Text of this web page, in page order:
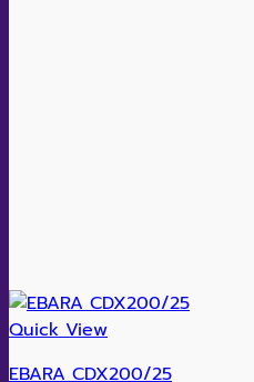
Quick View
EBARA CDX200/25